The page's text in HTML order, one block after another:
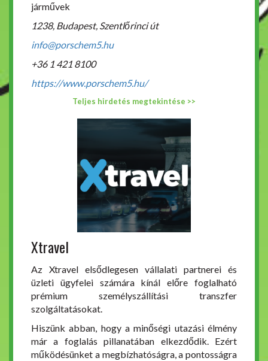
járművek
1238, Budapest, Szentlőrinci út
info@porschem5.hu
+36 1 421 8100
https://www.porschem5.hu/
Teljes hirdetés megtekintése >>
Xtravel
Az Xtravel elsődlegesen vállalati partnerei és
üzleti ügyfelei számára kínál előre foglalható
prémium személyszállítási transzfer
szolgáltatásokat.
Hiszünk abban, hogy a minőségi utazási élmény
már a foglalás pillanatában elkezdődik. Ezért
működésünket a megbízhatóságra, a pontosságra